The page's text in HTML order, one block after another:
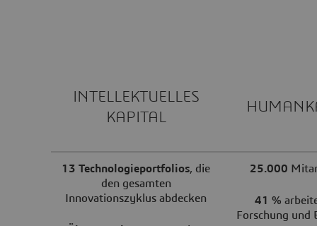
INTELLEKTUELLES
KAPITAL
13 Technologieportfolios, die
den gesamten
Innovationszyklus abdecken
25.000
41 %
Forschung und